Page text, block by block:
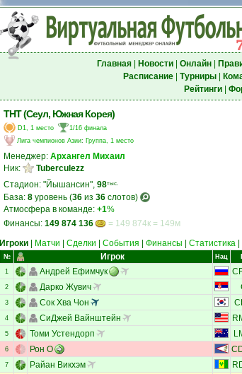
Главная| Новости| Онлайн|
Расписание| Турниры|
Рейтинги|
ТНТ (Сеул, Южная Корея)
D1, 1 место
1/16 финала
Лига чемпионов Азии: Группа, 1 место
Менеджер: Архангел Михаил
Ник:
Tuberculezz
Стадион: "Йышансин", 98тыс.
База: 8 уровень (36 из 36 слотов)
Атмосфера в команде: +1%
Финансы: 149 874 136 = 149 874к = 149м
Игроки Матчи Сделки События Финансы Статистика
№ Игрок Нац
1 Андрей Ефимчук
2 Дарко Жувич
3 Сок Хва Чон
4 СиДжей Вайнштейн
5 Томи Устендорп
6 Рон О
7 Райан Викхэм